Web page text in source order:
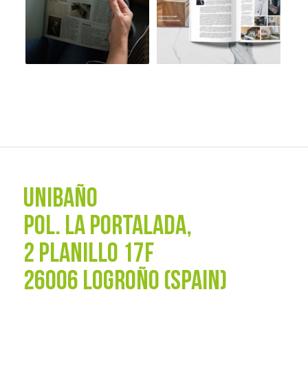
UNIBAÑO
POL. La Portalada,
2 PLANILLO 17F
26006 LOGROÑO (SPAIN)